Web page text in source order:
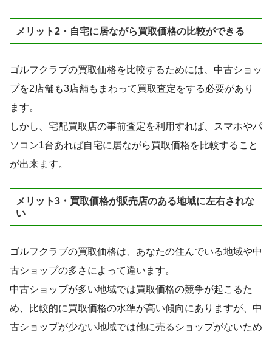
メリット2・自宅に居ながら買取価格の比較ができる
ゴルフクラブの買取価格を比較するためには、中古ショッ
プを2店舗も3店舗もまわって買取査定をする必要があり
ます。
しかし、宅配買取店の事前査定を利用すれば、スマホやパ
ソコン1台あれば自宅に居ながら買取価格を比較すること
が出来ます。
メリット3・買取価格が販売店のある地域に左右されな
い
ゴルフクラブの買取価格は、あなたの住んでいる地域や中
古ショップの多さによって違います。
中古ショップが多い地域では買取価格の競争が起こるた
め、比較的に買取価格の水準が高い傾向にありますが、中
古ショップが少ない地域では他に売るショップがないため